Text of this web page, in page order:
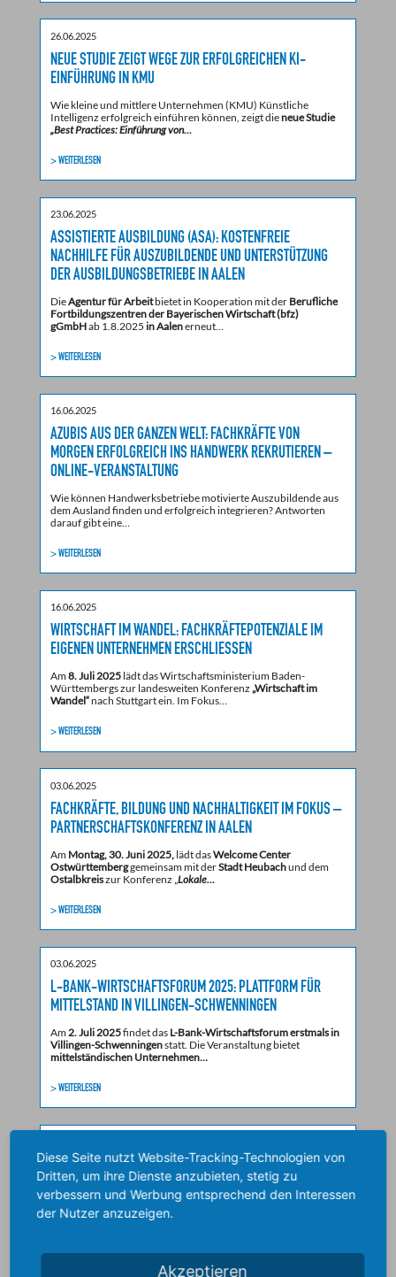
26.06.2025
NEUE STUDIE ZEIGT WEGE ZUR ERFOLGREICHEN KI-
EINFÜHRUNG IN KMU
Wie kleine und mittlere Unternehmen (KMU) Künstliche
Intelligenz erfolgreich einführen können, zeigt dieneue Studie
„Best Practices: Einführung von…
> WEITERLESEN
23.06.2025
ASSISTIERTE AUSBILDUNG (ASA): KOSTENFREIE
NACHHILFE FÜR AUSZUBILDENDE UND UNTERSTÜTZUNG
DER AUSBILDUNGSBETRIEBE IN AALEN
DieAgentur für Arbeitbietet in Kooperation mit der Berufliche
Fortbildungszentren der Bayerischen Wirtschaft (bfz)
gGmbHab 1.8.2025in Aalenerneut…
> WEITERLESEN
16.06.2025
AZUBIS AUS DER GANZEN WELT: FACHKRÄFTE VON
MORGEN ERFOLGREICH INS HANDWERK REKRUTIEREN –
ONLINE-VERANSTALTUNG
Wie können Handwerksbetriebe motivierte Auszubildende aus
dem Ausland finden und erfolgreich integrieren? Antworten
darauf gibt eine…
> WEITERLESEN
16.06.2025
WIRTSCHAFT IM WANDEL: FACHKRÄFTEPOTENZIALE IM
EIGENEN UNTERNEHMEN ERSCHLIESSEN
Am8. Juli 2025 lädt das Wirtschaftsministerium Baden-
Württembergs zur landesweiten Konferenz „Wirtschaft im
Wandel“nach Stuttgart ein. Im Fokus…
> WEITERLESEN
03.06.2025
FACHKRÄFTE, BILDUNG UND NACHHALTIGKEIT IM FOKUS –
PARTNERSCHAFTSKONFERENZ IN AALEN
Am Montag, 30. Juni 2025, lädt dasWelcome Center
Ostwürttemberggemeinsam mit derStadt Heubachund dem
Ostalbkreiszur Konferenz „Lokale…
> WEITERLESEN
03.06.2025
L-BANK-WIRTSCHAFTSFORUM 2025: PLATTFORM FÜR
MITTELSTAND IN VILLINGEN-SCHWENNINGEN
Am 2. Juli 2025findet das L-Bank-Wirtschaftsforum erstmals in
Villingen-Schwenningenstatt. Die Veranstaltung bietet
mittelständischen Unternehmen…
> WEITERLESEN
FACHKRÄFTE GEWINNEN UND INTEGRIEREN –
ARBEITGEBERFORUM IN AALEN
Der Fachkräftemangel stellt viele Unternehmen vor große
Herausforderungen. Einen Lösungsansatz bietet die
Diese Seite nutzt Website-Tracking-Technologien von
Dritten, um ihre Dienste anzubieten, stetig zu
verbessern und Werbung entsprechend den Interessen
der Nutzer anzuzeigen.
Akzeptieren